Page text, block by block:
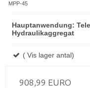
MPP-45
Hauptanwendung:
Hydraulikaggregat
( Vis lager antal)
908,99 EURO